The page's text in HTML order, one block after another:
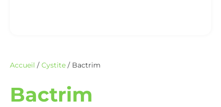
Accueil / Cystite / Bactrim
Bactrim